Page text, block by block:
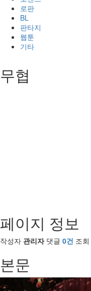
로판
BL
판타지
웹툰
기타
무협
페이지 정보
작성자 관리자 댓글 0건 조회
본문